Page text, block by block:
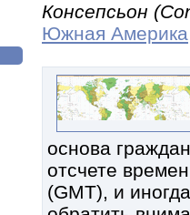
Консепсьон
Южная Америка
основа
отсчете
(GMT), и